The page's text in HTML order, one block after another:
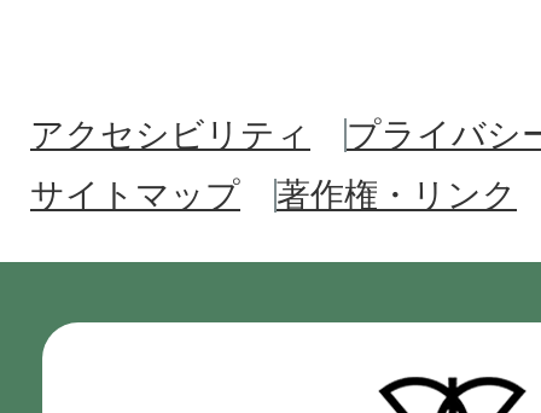
アクセシビリティ
プライバシ
サイトマップ
著作権・リンク